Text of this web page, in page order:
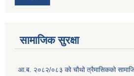
सामाजिक सुरक्षा
आ.ब. २०८२/०८३ को चौथो त्रैमासिकको सामाजिक